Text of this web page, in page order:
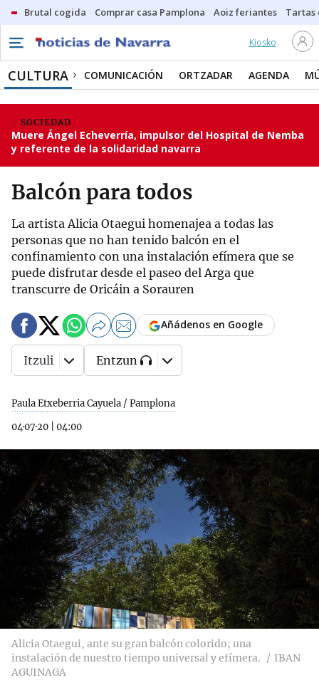
Brutal cogida Comprar casa Pamplona Aoiz feriantes Tartas
Kiosko
CULTURA COMUNICACIÓN ORTZADAR AGENDA
SOCIEDAD
Muere Ángel Echeverría, impulsor del Hospital de Nemba
y referente de la solidaridad navarra
Balcón para todos
La artista Alicia Otaegui homenajea a todas las
personas que no han tenido balcón en el
confinamiento con una instalación efímera que se
puede disfrutar desde el paseo del Arga que
transcurre de Oricáin a Sorauren
Paula Etxeberria Cayuela / Pamplona
04·07·20
04:00
Añádenos en Google
Itzuli Entzun
Alicia Otaegui, ante su gran balcón colorido; una
instalación de nuestro tiempo universal y efímera.
IBAN
AGUINAGA